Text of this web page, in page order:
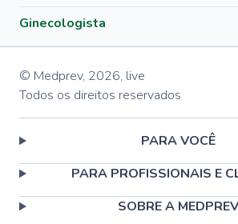
Ginecologista
© Medprev, 2026, live
Todos os direitos reservados
PARA VOCÊ
PARA PROFISSIONAIS E
SOBRE A MEDPREV